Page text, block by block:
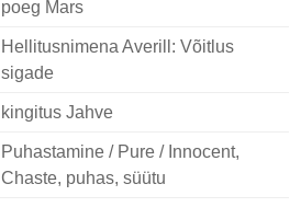
poeg Mars
Hellitusnimena Averill: Võitlus
sigade
kingitus Jahve
Puhastamine / Pure / Innocent,
Chaste, puhas, süütu